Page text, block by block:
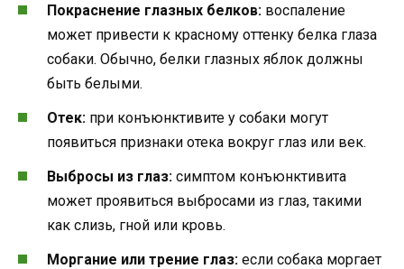
Покраснение глазных белков: воспаление
может привести к красному оттенку белка глаза
собаки. Обычно, белки глазных яблок должны
быть белыми.
Отек: при конъюнктивите у собаки могут
появиться признаки отека вокруг глаз или век.
Выбросы из глаз: симптом конъюнктивита
может проявиться выбросами из глаз, такими
как слизь, гной или кровь.
Моргание или трение глаз: если собака моргает